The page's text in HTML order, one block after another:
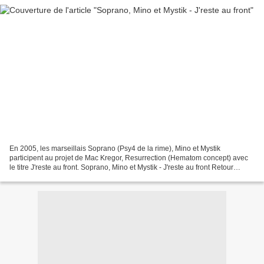
En 2005, les marseillais Soprano (Psy4 de la rime), Mino et Mystik
participent au projet de Mac Kregor, Resurrection (Hematom concept) avec
le titre J'reste au front. Soprano, Mino et Mystik - J'reste au front Retour